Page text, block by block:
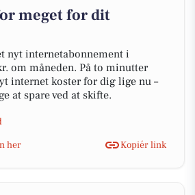
meget for dit
nyt internetabonnement i
om måneden. På to minutter
internet koster for dig lige nu –
at spare ved at skifte.
her
Kopiér link